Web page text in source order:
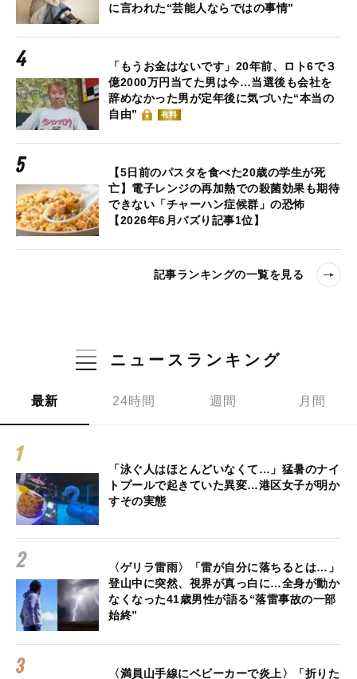
に言われた“芸能人ならではの事情”
「もうお金はないです」20年前、ロト6で３
億2000万円当てた男は今…当選後も会社を
辞めなかった男が定年後に気づいた“本当の
自由”
有料
【5日前のパスタを食べた20歳の学生が死
亡】電子レンジの再加熱での殺菌効果も期待
できない「チャーハン症候群」の恐怖
【2026年6月バズり記事1位】
記事ランキングの一覧を見る
ニュースランキング
最新 24時間 週間 月間
「泳ぐ人はほとんどいなくて…」猛暑のナイ
トプールで起きていた異変…港区女子が明か
すその実態
〈ゲリラ雷雨〉「雷が自分に落ちるとは…」
登山中に突然、視界が真っ白に…全身が動か
なくなった41歳男性が語る“落雷事故の一部
始終”
〈満員山手線にベビーカーで炎上〉「折りた